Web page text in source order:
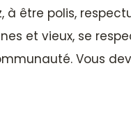
à être polis,
et vieux, se
Vous